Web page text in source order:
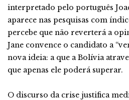
interpretado pelo português
aparece nas pesquisas com
percebe que não reverterá a
Jane convence o candidato a
nova ideia: a que a Bolívia
que apenas ele poderá superar.
O discurso da crise justifica